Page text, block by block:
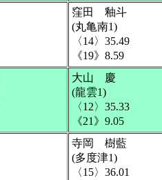
窪田 釉斗
(丸亀南1)
〈14〉35.49
《19》8.59
大山 慶
(龍雲1)
〈12〉35.33
《21》9.05
寺岡 樹藍
(多度津1)
〈15〉36.01